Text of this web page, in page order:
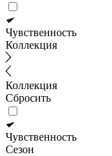
Чувственность
Коллекция
Коллекция
Сбросить
Чувственность
Сезон